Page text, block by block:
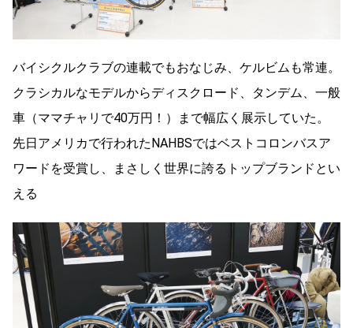
バイシクルクラブの連載でもおなじみ、ケルビムも常連。
クラシカルなモデルからディスクロード、タンデム、一般
車（ママチャリで40万円！）まで幅広く展示していた。
先日アメリカで行われたNAHBSではベストコロンバスア
ワードを受賞し、まさしく世界に誇るトップブランドとい
える